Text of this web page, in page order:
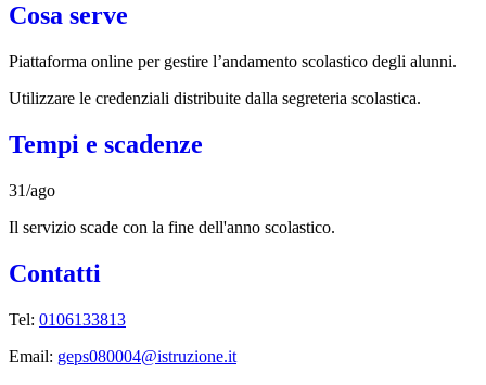
Cosa serve
Piattaforma online per gestire l’andamento scolastico degli alunni.
Utilizzare le credenziali distribuite dalla segreteria scolastica.
Tempi e scadenze
31/ago
Il servizio scade con la fine dell'anno scolastico.
Contatti
Tel: 0106133813
Email: geps080004@istruzione.it